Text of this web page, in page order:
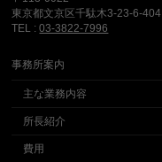
東京都文京区千駄木3-23-6-404
TEL :03-3822-7996
事務所案内
主な業務内容
所長紹介
費用